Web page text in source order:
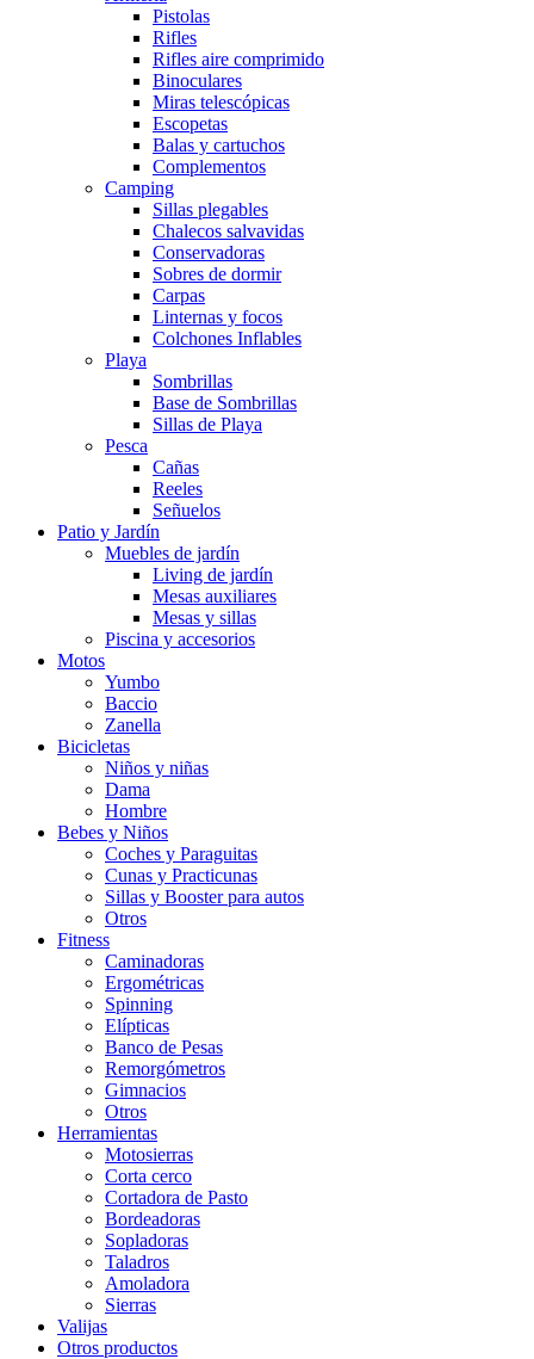
Pistolas
Rifles
Rifles aire comprimido
Binoculares
Miras telescópicas
Escopetas
Balas y cartuchos
Complementos
Camping
Sillas plegables
Chalecos salvavidas
Conservadoras
Sobres de dormir
Carpas
Linternas y focos
Colchones Inflables
Playa
Sombrillas
Base de Sombrillas
Sillas de Playa
Pesca
Cañas
Reeles
Señuelos
Patio y Jardín
Muebles de jardín
Living de jardín
Mesas auxiliares
Mesas y sillas
Piscina y accesorios
Motos
Yumbo
Baccio
Zanella
Bicicletas
Niños y niñas
Dama
Hombre
Bebes y Niños
Coches y Paraguitas
Cunas y Practicunas
Sillas y Booster para autos
Otros
Fitness
Caminadoras
Ergométricas
Spinning
Elípticas
Banco de Pesas
Remorgómetros
Gimnacios
Otros
Herramientas
Motosierras
Corta cerco
Cortadora de Pasto
Bordeadoras
Sopladoras
Taladros
Amoladora
Sierras
Valijas
Otros productos